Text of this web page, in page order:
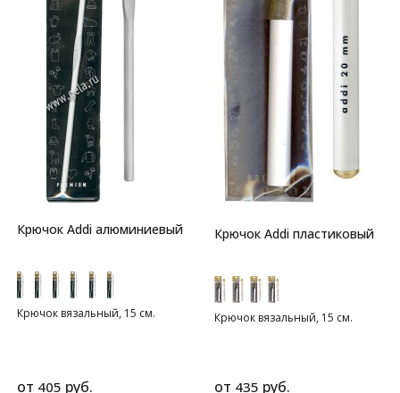
Крючок Addi алюминиевый
Крючок вязальный, 15 см.
от 405 руб.
Крючок Addi пластиковый
Крючок вязальный, 15 см.
от 435 руб.